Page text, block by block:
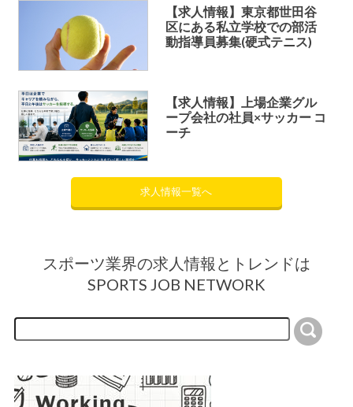
【求人情報】東京都世田谷
区にある私立学校での部活
動指導員募集(硬式テニス)
【求人情報】上場企業グル
ープ会社の社員×サッカー コ
ーチ
求人情報一覧へ
スポーツ業界の求人情報とトレンドは
SPORTS JOB NETWORK